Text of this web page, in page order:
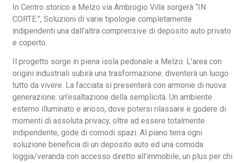
In Centro storico a Melzo via Ambrogio Villa sorgerà “IN
CORTE.”, Soluzioni di varie tipologie completamente
indipendenti una dall’altra comprensive di deposito auto privato
e coperto.
Il progetto sorge in piena isola pedonale a Melzo. L’area con
origini industriali subirà una trasformazione: diventerà un luogo
tutto da vivere. La facciata si presenterà con armonie di nuova
generazione: un’esaltazione della semplicità. Un ambiente
esterno illuminato e arioso, dove potersi rilassare e godere di
momenti di assoluta privacy, oltre ad essere totalmente
indipendente, gode di comodi spazi. Al piano terra ogni
soluzione beneficia di un deposito auto ed una comoda
loggia/veranda con accesso diretto all’immobile, un plus per chi